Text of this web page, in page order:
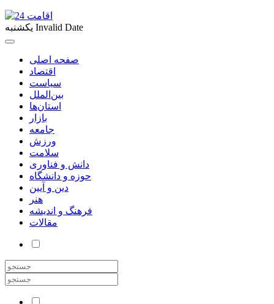
یکشنبه Invalid Date
صفحه اصلی
اقتصاد
سیاست
بین‌الملل
استان‌ها
بازار
جامعه
ورزش
سلامت
دانش و فناوری
حوزه و دانشگاه
دین و آیین
هنر
فرهنگ و اندیشه
مقالات